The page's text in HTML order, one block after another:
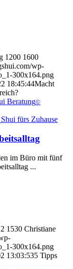
1200 1600
wp-
300x164.png
18:45:44Macht
©
fürs Zuhause
im Büro mit fünf
...
1530 Christiane
300x164.png
13:03:535 Tipps